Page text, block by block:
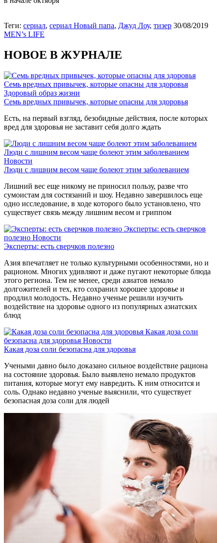
Теги: сериал, сериал Новый папа, Джуд Лоу, тизер 30/08/2019
MEN’s LIFE
НОВОЕ В ЖУРНАЛЕ
Семь вредных привычек, которые опасны для здоровья
Здоровый образ жизни
Семь вредных привычек, которые опасны для здоровья
Есть, на первый взгляд, безобидные действия, после которых
вред для здоровья не заставит себя долго ждать
Люди с лишним весом чаще болеют этим заболеванием
Новости
Люди с лишним весом чаще болеют этим заболеванием
Лишний вес еще никому не приносил пользу, разве что
сумоистам для состязаний и шоу. Недавно завершилось еще
одно исследование, в ходе которого было установлено, что
существует связь между лишним весом и гриппом
Эксперты: есть сверчков
полезно Новости
Эксперты: есть сверчков полезно
Азия впечатляет не только культурными особенностями, но и
рационом. Многих удивляют и даже пугают некоторые блюда
этого региона. Тем не менее, среди азиатов немало
долгожителей и тех, кто сохранил хорошее здоровье и
продлил молодость. Недавно ученые решили изучить
воздействие на здоровье одного из популярных азиатских
блюд
Какая доза соли
безопасна для здоровья Новости
Какая доза соли безопасна для здоровья
Учеными давно было доказано сильное воздействие рациона
на состояние здоровья. Было выявлено немало продуктов
питания, которые могут ему навредить. К ним относится и
соль. Однако недавно ученые выяснили, что существует
безопасная доза соли для людей